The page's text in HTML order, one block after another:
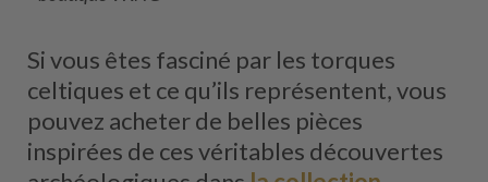
Si vous êtes fasciné par les torques
celtiques et ce qu’ils représentent, vous
pouvez acheter de belles pièces
inspirées de ces véritables découvertes